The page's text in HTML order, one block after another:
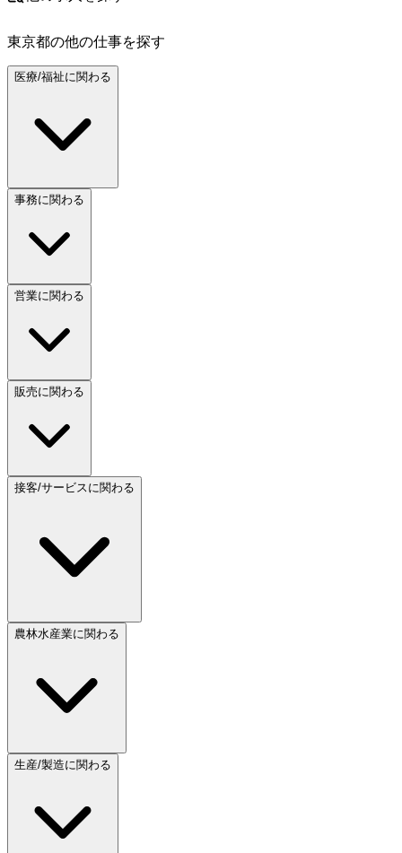
東京都の他の仕事を探す
医療/福祉に関わる
事務に関わる
営業に関わる
販売に関わる
接客/サービスに関わる
農林水産業に関わる
生産/製造に関わる